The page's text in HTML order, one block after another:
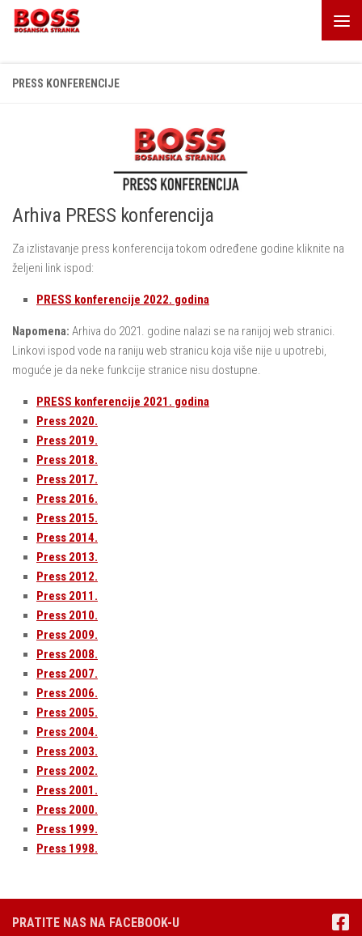
Skip to content
PRESS KONFERENCIJE
Arhiva PRESS konferencija
Za izlistavanje press konferencija tokom određene godine kliknite na
željeni link ispod:
PRESS konferencije 2022. godina
Napomena: Arhiva do 2021. godine nalazi se na ranijoj web stranici.
Linkovi ispod vode na raniju web stranicu koja više nije u upotrebi,
moguće je da neke funkcije stranice nisu dostupne.
PRESS konferencije 2021. godina
Press 2020.
Press 2019.
Press 2018.
Press 2017.
Press 2016.
Press 2015.
Press 2014.
Press 2013.
Press 2012.
Press 2011.
Press 2010.
Press 2009.
Press 2008.
Press 2007.
Press 2006.
Press 2005.
Press 2004.
Press 2003.
Press 2002.
Press 2001.
Press 2000.
Press 1999.
Press 1998.
PRATITE NAS NA FACEBOOK-U